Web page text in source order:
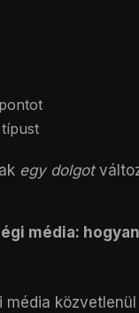
egy dolgot
média:
média